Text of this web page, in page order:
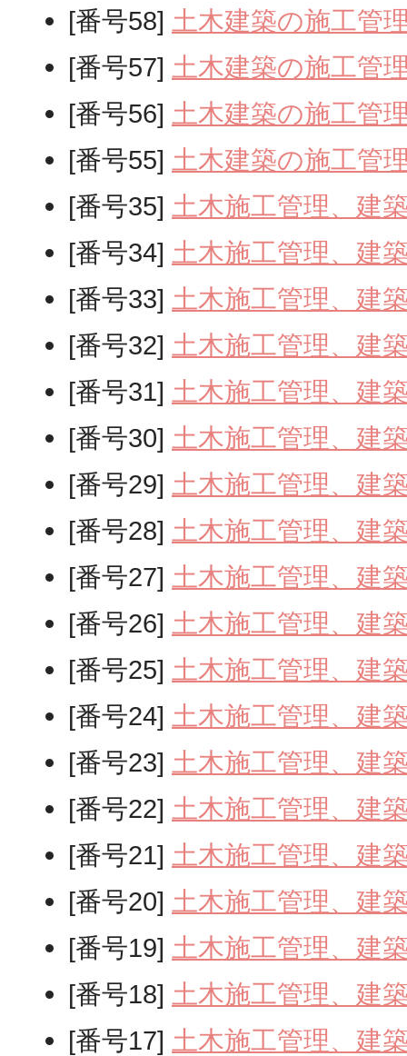
[番号58] 土木建築の施工管
[番号57] 土木建築の施工管
[番号56] 土木建築の施工管
[番号55] 土木建築の施工管
[番号35] 土木施工管理、建
[番号34] 土木施工管理、建
[番号33] 土木施工管理、建
[番号32] 土木施工管理、建
[番号31] 土木施工管理、建
[番号30] 土木施工管理、建
[番号29] 土木施工管理、建
[番号28] 土木施工管理、建
[番号27] 土木施工管理、建
[番号26] 土木施工管理、建
[番号25] 土木施工管理、建
[番号24] 土木施工管理、建
[番号23] 土木施工管理、建
[番号22] 土木施工管理、建
[番号21] 土木施工管理、建
[番号20] 土木施工管理、建
[番号19] 土木施工管理、建
[番号18] 土木施工管理、建
[番号17] 土木施工管理、建